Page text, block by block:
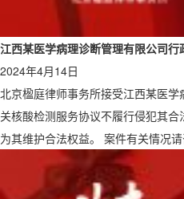
江西某医学病理诊断管理有限公司行
2024年4月14日
北京楹庭律师事务所接受江西某医
关核酸检测服务协议不履行侵犯其
为其维护合法权益。 案件有关情况请